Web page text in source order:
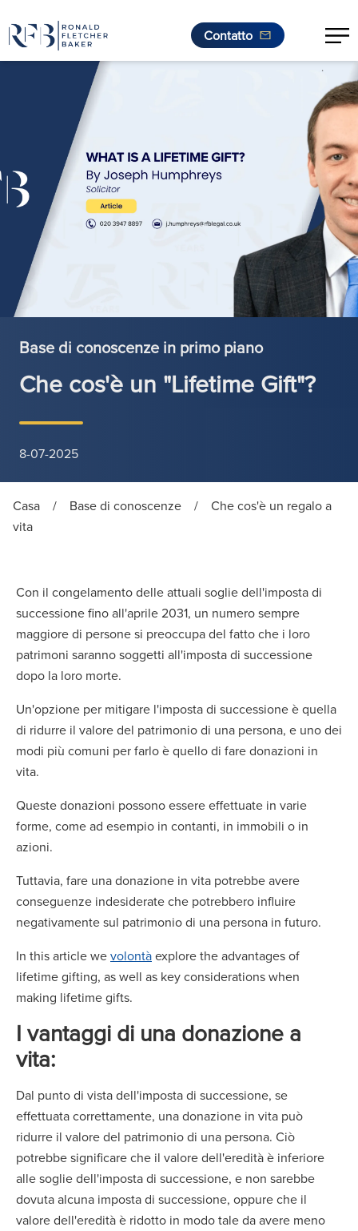
Contatto
.
Base di conoscenze in primo piano
Che cos'è un "Lifetime Gift"?
8-07-2025
Casa / Base di conoscenze /
Che cos'è un regalo a
vita
Con il congelamento delle attuali soglie dell'imposta di
successione fino all'aprile 2031, un numero sempre
maggiore di persone si preoccupa del fatto che i loro
patrimoni saranno soggetti all'imposta di successione
dopo la loro morte.
Un'opzione per mitigare l'imposta di successione è quella
di ridurre il valore del patrimonio di una persona, e uno dei
modi più comuni per farlo è quello di fare donazioni in
vita.
Queste donazioni possono essere effettuate in varie
forme, come ad esempio in contanti, in immobili o in
azioni.
Tuttavia, fare una donazione in vita potrebbe avere
conseguenze indesiderate che potrebbero influire
negativamente sul patrimonio di una persona in futuro.
In this article wevolontàexplore the advantages of
lifetime gifting, as well as key considerations when
making lifetime gifts.
I vantaggi di una donazione a
vita:
Dal punto di vista dell'imposta di successione, se
effettuata correttamente, una donazione in vita può
ridurre il valore del patrimonio di una persona. Ciò
potrebbe significare che il valore dell'eredità è inferiore
alle soglie dell'imposta di successione, e non sarebbe
dovuta alcuna imposta di successione, oppure che il
valore dell'eredità è ridotto in modo tale da avere meno